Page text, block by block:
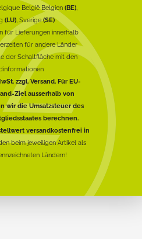
België Belgien (BE),
(LU), Sverige(SE)
für Lieferungen innerhalb
für andere Länder
der Schaltfläche mit den
zzgl. Versand. Für EU-
Ziel ausserhalb von
wir die Umsatzsteuer des
berechnen.
versandkostenfrei in
beim jeweiligen Artikel als
Ländern!